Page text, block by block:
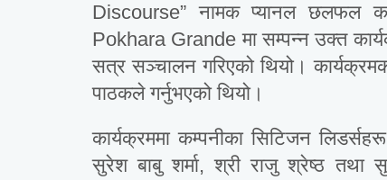
Discourse” नामक प्यानल छलफल
Pokhara Grande मा सम्पन्न उक्त
सत्र सञ्चालन गरिएको थियो।
पाठकले गर्नुभएको थियो।
कार्यक्रममा कम्पनीका सिटिजन
सुरेश बाबु शर्मा, श्री राजु श्रेष्ठ तथा